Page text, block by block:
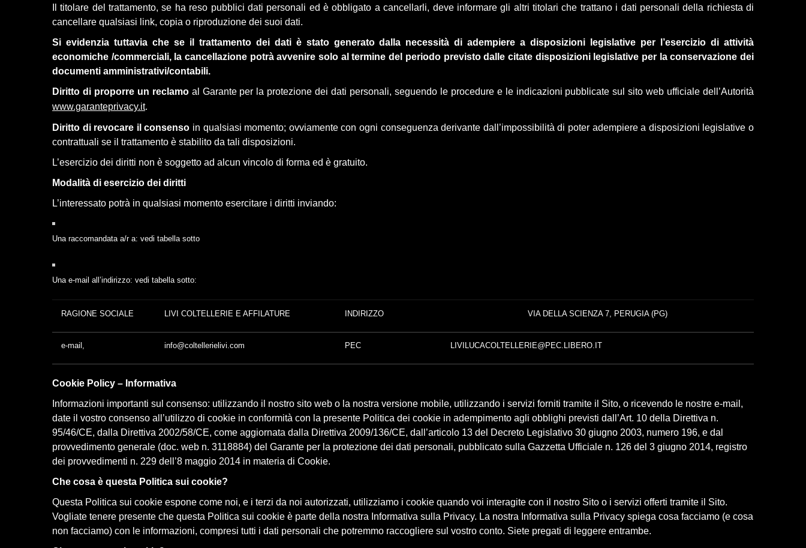
Il titolare del trattamento, se ha reso pubblici dati personali ed è obbligato a cancellarli, deve informare gli altri titolari che trattano i dati personali della richiesta di
cancellare qualsiasi link, copia o riproduzione dei suoi dati.
Si evidenzia tuttavia che se il trattamento dei dati è stato generato dalla necessità di adempiere a disposizioni legislative per l’esercizio di attività
economiche /commerciali, la cancellazione potrà avvenire solo al termine del periodo previsto dalle citate disposizioni legislative per la conservazione dei
documenti amministrativi/contabili.
Diritto di proporre un reclamoal Garante per la protezione dei dati personali, seguendo le procedure e le indicazioni pubblicate sul sito web ufficiale dell’Autorità
www.garanteprivacy.it.
Diritto di revocare il consenso in qualsiasi momento; ovviamente con ogni conseguenza derivante dall’impossibilità di poter adempiere a disposizioni legislative o
contrattuali se il trattamento è stabilito da tali disposizioni.
L’esercizio dei diritti non è soggetto ad alcun vincolo di forma ed è gratuito.
Modalità di esercizio dei diritti
L’interessato potrà in qualsiasi momento esercitare i diritti inviando:
Una raccomandata a/r a: vedi tabella sotto
Una e-mail all’indirizzo: vedi tabella sotto:
RAGIONE SOCIALE LIVI COLTELLERIE E AFFILATURE INDIRIZZO VIA DELLA SCIENZA 7, PERUGIA (PG)
e-mail, info@coltellerielivi.com PEC LIVILUCACOLTELLERIE@PEC.LIBERO.IT
Cookie Policy – Informativa
Informazioni importanti sul consenso: utilizzando il nostro sito web o la nostra versione mobile, utilizzando i servizi forniti tramite il Sito, o ricevendo le nostre e-mail,
date il vostro consenso all’utilizzo di cookie in conformità con la presente Politica dei cookie in adempimento agli obblighi previsti dall’Art. 10 della Direttiva n.
95/46/CE, dalla Direttiva 2002/58/CE, come aggiornata dalla Direttiva 2009/136/CE, dall’articolo 13 del Decreto Legislativo 30 giugno 2003, numero 196, e dal
provvedimento generale (doc. web n. 3118884) del Garante per la protezione dei dati personali, pubblicato sulla Gazzetta Ufficiale n. 126 del 3 giugno 2014, registro
dei provvedimenti n. 229 dell’8 maggio 2014 in materia di Cookie.
Che cosa è questa Politica sui cookie?
Questa Politica sui cookie espone come noi, e i terzi da noi autorizzati, utilizziamo i cookie quando voi interagite con il nostro Sito o i servizi offerti tramite il Sito.
Vogliate tenere presente che questa Politica sui cookie è parte della nostra Informativa sulla Privacy. La nostra Informativa sulla Privacy spiega cosa facciamo (e cosa
non facciamo) con le informazioni, compresi tutti i dati personali che potremmo raccogliere sul vostro conto. Siete pregati di leggere entrambe.